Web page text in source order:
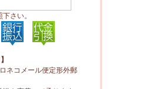
さい。
ネコメール便定形外郵